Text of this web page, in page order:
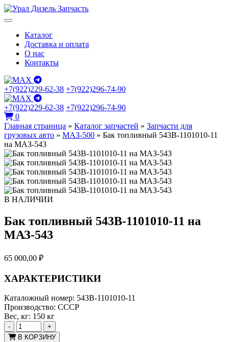
Каталог
Доставка и оплата
О нас
Контакты
+7(922)229-62-38 +7(922)296-74-90
+7(922)229-62-38 +7(922)296-74-90
0
Главная страница » Каталог запчастей » Запчасти для
грузовых авто » МАЗ-500 » Бак топливный 543В-1101010-11
на МАЗ-543
В НАЛИЧИИ
Бак топливный 543В-1101010-11 на
МАЗ-543
65 000,00 ₽
ХАРАКТЕРИСТИКИ
Каталожный номер: 543В-1101010-11
Производство: СССР
Вес, кг: 150 кг
-
+
В КОРЗИНУ